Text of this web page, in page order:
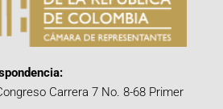
Carrera 7 No. 8-68 Primer